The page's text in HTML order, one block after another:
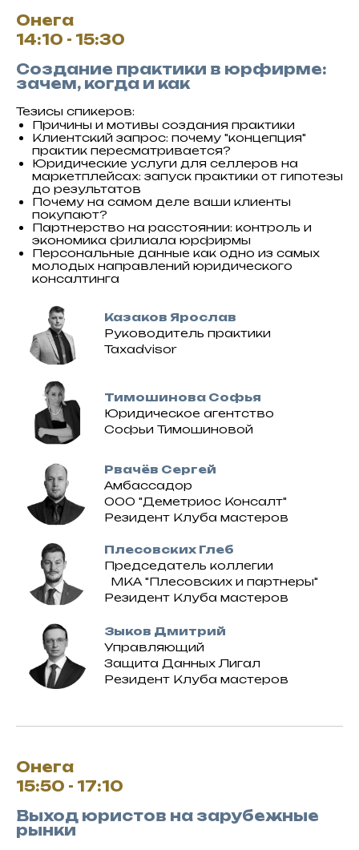
Онега
14:10 - 15:30
Создание практики в юрфирме:
зачем, когда и как
Тезисы спикеров:
Причины и мотивы создания практики
Клиентский запрос: почему "концепция"
практик пересматривается?
Юридические услуги для селлеров на
маркетплейсах: запуск практики от гипотезы
до результатов
Почему на самом деле ваши клиенты
покупают?
Партнерство на расстоянии: контроль и
экономика филиала юрфирмы
Персональные данные как одно из самых
молодых направлений юридического
консалтинга
Казаков Ярослав
Руководитель практики
Taxadvisor
Тимошинова Софья
Юридическое агентство
Софьи Тимошиновой
Рвачёв Сергей
Амбассадор
ООО "Деметриос Консалт"
Резидент Клуба мастеров
Плесовских Глеб
Председатель коллегии
МКА "Плесовских и партнеры"
Резидент Клуба мастеров
Зыков Дмитрий
Управляющий
Защита Данных Лигал
Резидент Клуба мастеров
Онега
15:50 - 17:10
Выход юристов на зарубежные
рынки